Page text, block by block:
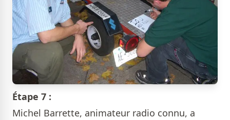
Étape 7 :
Michel Barrette, animateur radio connu, a